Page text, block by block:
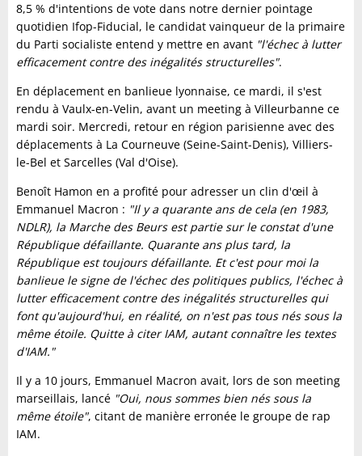
8,5 % d'intentions de vote dans notre dernier pointage
quotidien Ifop-Fiducial, le candidat vainqueur de la primaire
du Parti socialiste entend y mettre en avant "l'échec à lutter
efficacement contre des inégalités structurelles".
En déplacement en banlieue lyonnaise, ce mardi, il s'est
rendu à Vaulx-en-Velin, avant un meeting à Villeurbanne ce
mardi soir. Mercredi, retour en région parisienne avec des
déplacements à La Courneuve (Seine-Saint-Denis), Villiers-
le-Bel et Sarcelles (Val d'Oise).
Benoît Hamon en a profité pour adresser un clin d'œil à
Emmanuel Macron : "Il y a quarante ans de cela (en 1983,
NDLR), la Marche des Beurs est partie sur le constat d'une
République défaillante. Quarante ans plus tard, la
République est toujours défaillante. Et c'est pour moi la
banlieue le signe de l'échec des politiques publics, l'échec à
lutter efficacement contre des inégalités structurelles qui
font qu'aujourd'hui, en réalité, on n'est pas tous nés sous la
même étoile. Quitte à citer IAM, autant connaître les textes
d'IAM."
Il y a 10 jours, Emmanuel Macron avait, lors de son meeting
marseillais, lancé "Oui, nous sommes bien nés sous la
même étoile", citant de manière erronée le groupe de rap
IAM.